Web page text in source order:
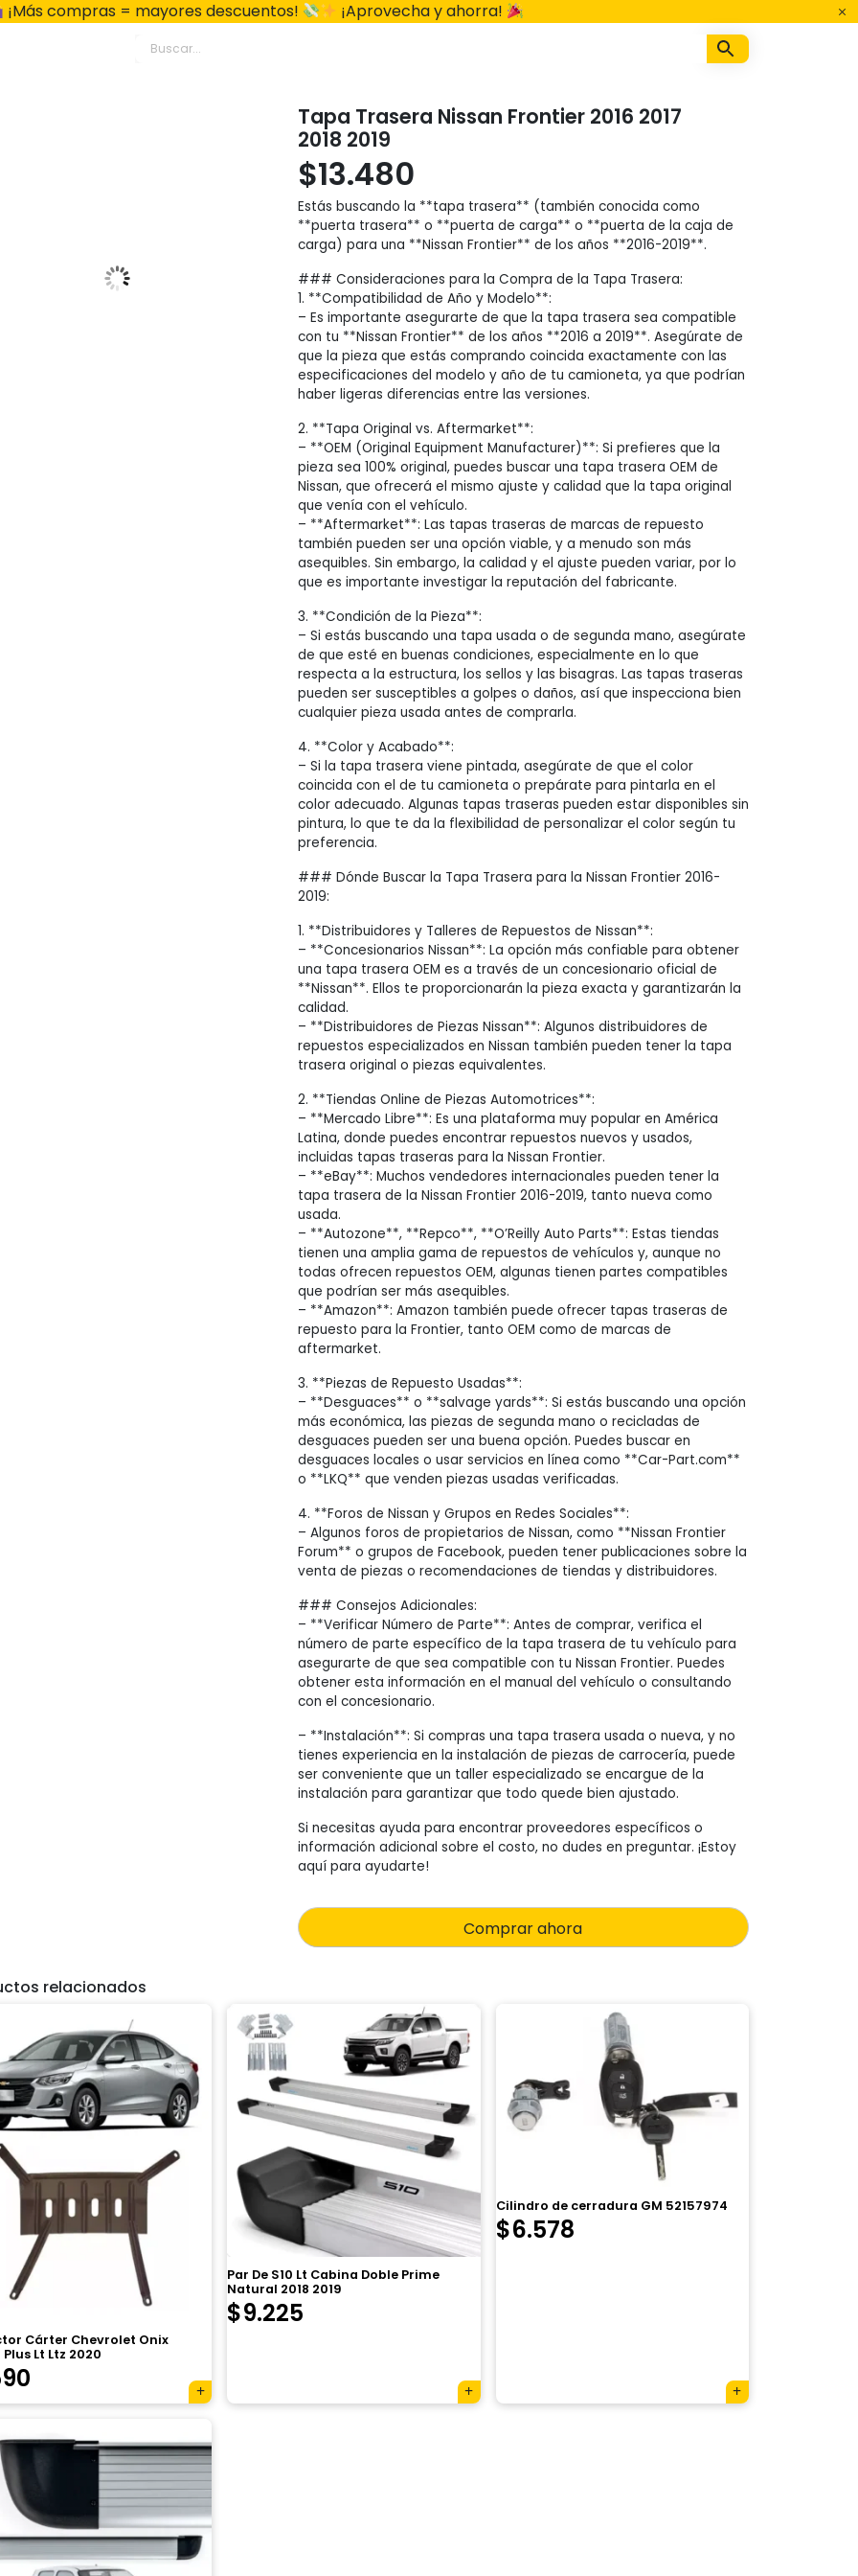
¡Más compras = mayores descuentos! ¡Aprovecha y ahorra!
Tapa Trasera Nissan Frontier 2016 2017
2018 2019
$13.480
Estás buscando la **tapa trasera** (también conocida como
**puerta trasera** o **puerta de carga** o **puerta de la caja de
carga) para una **Nissan Frontier** de los años **2016-2019**.
### Consideraciones para la Compra de la Tapa Trasera:
1. **Compatibilidad de Año y Modelo**:
– Es importante asegurarte de que la tapa trasera sea compatible
con tu **Nissan Frontier** de los años **2016 a 2019**. Asegúrate de
que la pieza que estás comprando coincida exactamente con las
especificaciones del modelo y año de tu camioneta, ya que podrían
haber ligeras diferencias entre las versiones.
2. **Tapa Original vs. Aftermarket**:
– **OEM (Original Equipment Manufacturer)**: Si prefieres que la
pieza sea 100% original, puedes buscar una tapa trasera OEM de
Nissan, que ofrecerá el mismo ajuste y calidad que la tapa original
que venía con el vehículo.
– **Aftermarket**: Las tapas traseras de marcas de repuesto
también pueden ser una opción viable, y a menudo son más
asequibles. Sin embargo, la calidad y el ajuste pueden variar, por lo
que es importante investigar la reputación del fabricante.
3. **Condición de la Pieza**:
– Si estás buscando una tapa usada o de segunda mano, asegúrate
de que esté en buenas condiciones, especialmente en lo que
respecta a la estructura, los sellos y las bisagras. Las tapas traseras
pueden ser susceptibles a golpes o daños, así que inspecciona bien
cualquier pieza usada antes de comprarla.
4. **Color y Acabado**:
– Si la tapa trasera viene pintada, asegúrate de que el color
coincida con el de tu camioneta o prepárate para pintarla en el
color adecuado. Algunas tapas traseras pueden estar disponibles sin
pintura, lo que te da la flexibilidad de personalizar el color según tu
preferencia.
### Dónde Buscar la Tapa Trasera para la Nissan Frontier 2016-
2019:
1. **Distribuidores y Talleres de Repuestos de Nissan**:
– **Concesionarios Nissan**: La opción más confiable para obtener
una tapa trasera OEM es a través de un concesionario oficial de
**Nissan**. Ellos te proporcionarán la pieza exacta y garantizarán la
calidad.
– **Distribuidores de Piezas Nissan**: Algunos distribuidores de
repuestos especializados en Nissan también pueden tener la tapa
trasera original o piezas equivalentes.
2. **Tiendas Online de Piezas Automotrices**:
– **Mercado Libre**: Es una plataforma muy popular en América
Latina, donde puedes encontrar repuestos nuevos y usados,
incluidas tapas traseras para la Nissan Frontier.
– **eBay**: Muchos vendedores internacionales pueden tener la
tapa trasera de la Nissan Frontier 2016-2019, tanto nueva como
usada.
– **Autozone**, **Repco**, **O’Reilly Auto Parts**: Estas tiendas
tienen una amplia gama de repuestos de vehículos y, aunque no
todas ofrecen repuestos OEM, algunas tienen partes compatibles
que podrían ser más asequibles.
– **Amazon**: Amazon también puede ofrecer tapas traseras de
repuesto para la Frontier, tanto OEM como de marcas de
aftermarket.
3. **Piezas de Repuesto Usadas**:
– **Desguaces** o **salvage yards**: Si estás buscando una opción
más económica, las piezas de segunda mano o recicladas de
desguaces pueden ser una buena opción. Puedes buscar en
desguaces locales o usar servicios en línea como **Car-Part.com**
o **LKQ** que venden piezas usadas verificadas.
4. **Foros de Nissan y Grupos en Redes Sociales**:
– Algunos foros de propietarios de Nissan, como **Nissan Frontier
Forum** o grupos de Facebook, pueden tener publicaciones sobre la
venta de piezas o recomendaciones de tiendas y distribuidores.
### Consejos Adicionales:
– **Verificar Número de Parte**: Antes de comprar, verifica el
número de parte específico de la tapa trasera de tu vehículo para
asegurarte de que sea compatible con tu Nissan Frontier. Puedes
obtener esta información en el manual del vehículo o consultando
con el concesionario.
– **Instalación**: Si compras una tapa trasera usada o nueva, y no
tienes experiencia en la instalación de piezas de carrocería, puede
ser conveniente que un taller especializado se encargue de la
instalación para garantizar que todo quede bien ajustado.
Si necesitas ayuda para encontrar proveedores específicos o
información adicional sobre el costo, no dudes en preguntar. ¡Estoy
aquí para ayudarte!
Comprar ahora
relacionados
Cárter Chevrolet Onix
Lt Ltz 2020
Par De S10 Lt Cabina Doble Prime
Natural 2018 2019
$9.225
Cilindro de cerradura GM 52157974
$6.578